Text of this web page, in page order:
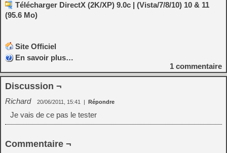
Télécharger DirectX (2K/XP) 9.0c | (Vista/7/8/10) 10 & 11
(95.6 Mo)
Site Officiel
En savoir plus…
1 commentaire
Discussion ¬
Richard 20/06/2011, 15:41 | Répondre
Je vais de ce pas le tester
Commentaire ¬